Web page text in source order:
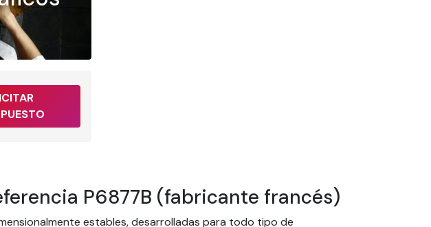
P6877B (fabricante francés)
estables, desarrolladas para todo tipo de